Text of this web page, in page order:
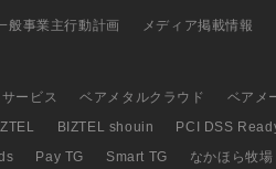
般事業主行動計画 メディア掲載情報
ービス ベアメタルクラウド
ベアメ
BIZTEL shouin
PCI DSS
Pay TG Smart TG なかほら牧場